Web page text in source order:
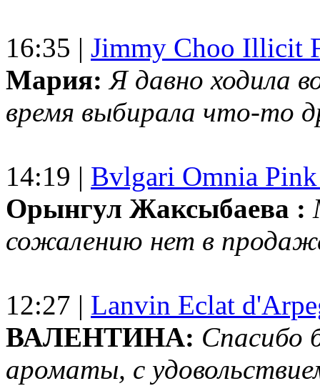
16:35 | Jimmy Choo Illicit
Мария: Я давно ходила
время выбирала что-то
14:19 | Bvlgari Omnia
Орынгул Жаксыбаева :
сожалению нет в
12:27 | Lanvin Eclat
ВАЛЕНТИНА: Спасибо
ароматы, с